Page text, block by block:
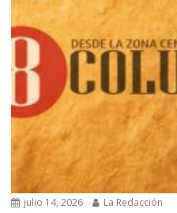
julio 14, 2026 La Redacción